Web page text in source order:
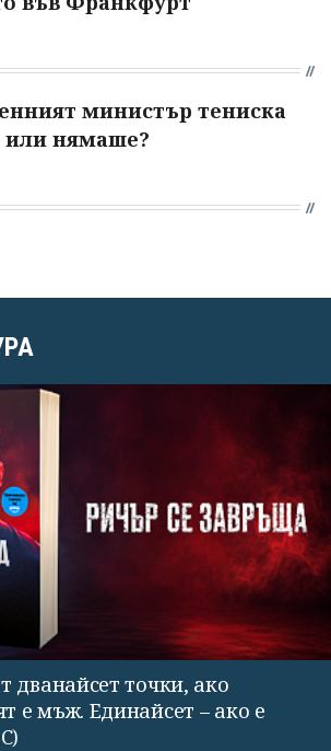
министър тениска
или нямаше?
дванайсет точки, ако
е мъж. Единайсет – ако е